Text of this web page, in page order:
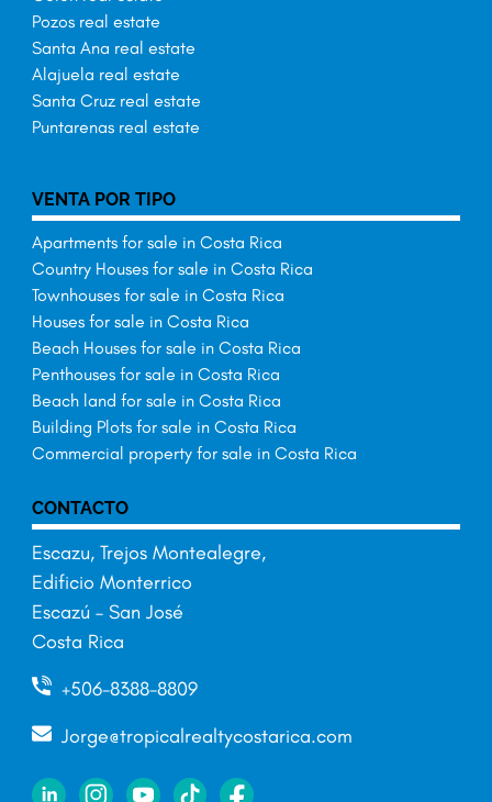
Pozos real estate
Santa Ana real estate
Alajuela real estate
Santa Cruz real estate
Puntarenas real estate
VENTA POR TIPO
Apartments for sale in Costa Rica
Country Houses for sale in Costa Rica
Townhouses for sale in Costa Rica
Houses for sale in Costa Rica
Beach Houses for sale in Costa Rica
Penthouses for sale in Costa Rica
Beach land for sale in Costa Rica
Building Plots for sale in Costa Rica
Commercial property for sale in Costa Rica
CONTACTO
Escazu, Trejos Montealegre,
Edificio Monterrico
Escazú – San José
Costa Rica
+506-8388-8809
Jorge@tropicalrealtycostarica.com